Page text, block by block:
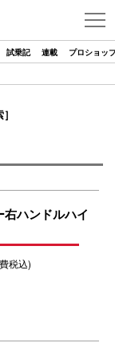
試乗記 連載 プロショッ
ハンドルハイ
税込)